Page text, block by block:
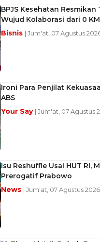
BPJS Kesehatan
Wujud Kolaborasi dari 0
Bisnis | Jum'at, 07 Agustus
Ironi Para Penjilat
ABS
Your Say | Jum'at, 07 Agustus
Isu Reshuffle Usai HUT RI,
Prerogatif Prabowo
News | Jum'at, 07 Agustus 2026